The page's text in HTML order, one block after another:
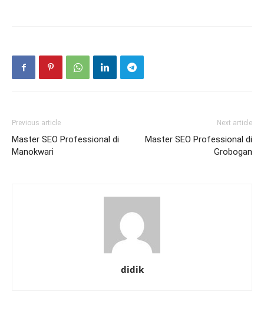
Previous article
Master SEO Professional di
Manokwari
Next article
Master SEO Professional di
Grobogan
didik